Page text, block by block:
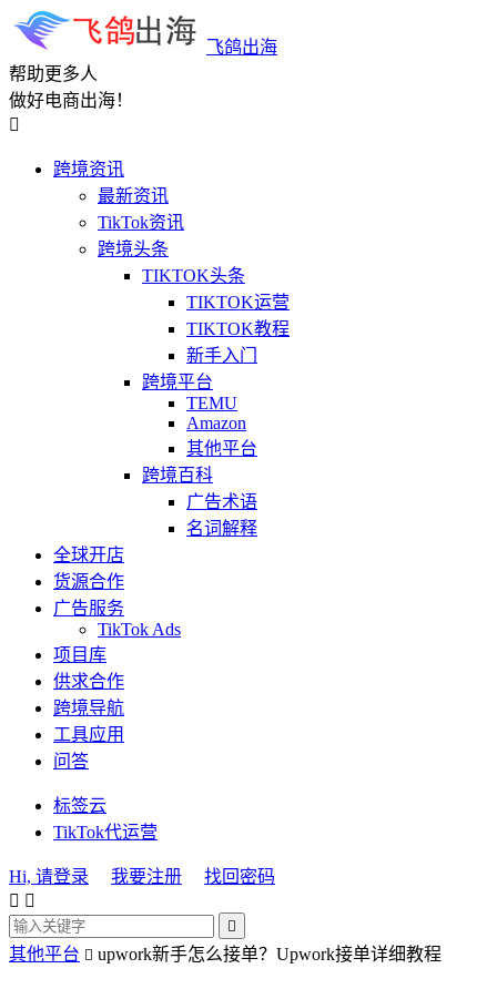
飞鸽出海
帮助更多人
做好电商出海！

跨境资讯
最新资讯
TikTok资讯
跨境头条
TIKTOK头条
TIKTOK运营
TIKTOK教程
新手入门
跨境平台
TEMU
Amazon
其他平台
跨境百科
广告术语
名词解释
全球开店
货源合作
广告服务
TikTok Ads
项目库
供求合作
跨境导航
工具应用
问答
标签云
TikTok代运营
Hi, 请登录 我要注册
找回密码
 

其他平台  upwork新手怎么接单？Upwork接单详细教程